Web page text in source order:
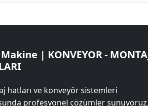
| KONVEYOR -
hatları ve konveyör sistemleri
profesyonel çözümler sunuyoruz.